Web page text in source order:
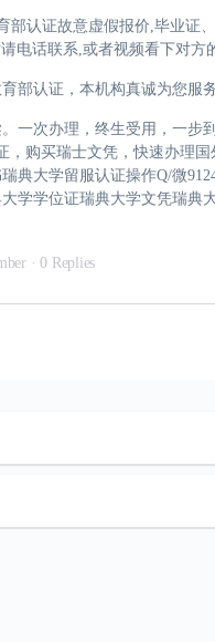
部认证故意虚假报价,毕业证
电话联系,或者视频看下对方
部认证，本机构真诚为您服
一次办理，终生受用，一
，购买瑞士文凭，快速办理
典大学留服认证操作Q/微
学学位证瑞典大学文凭瑞典
· 0 Replies